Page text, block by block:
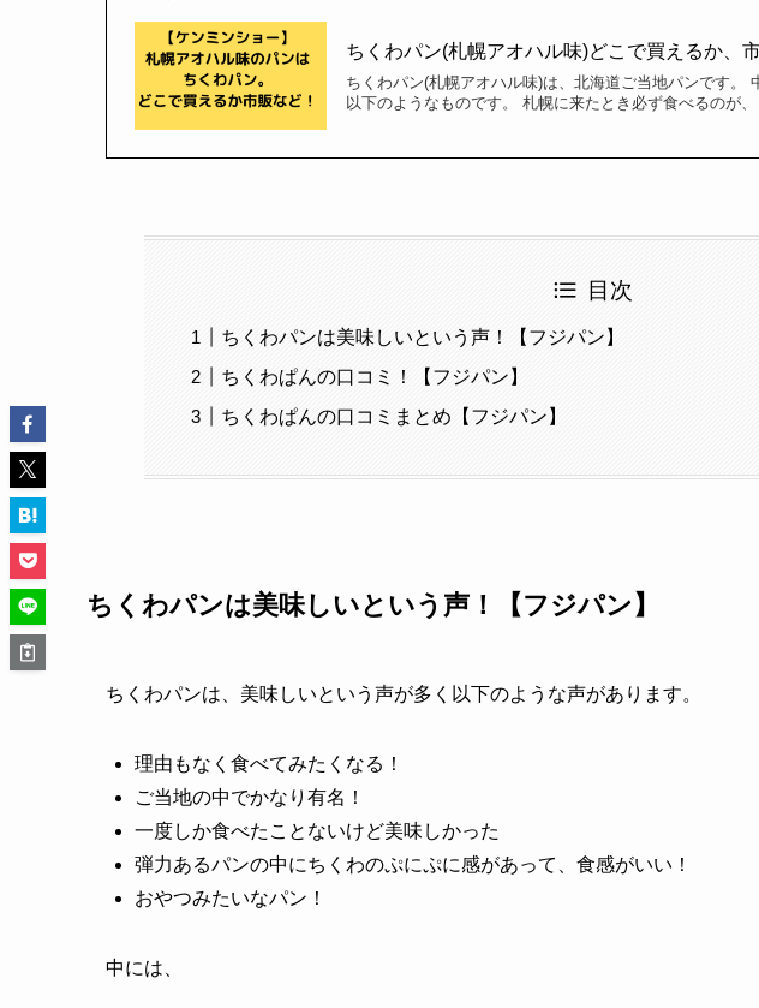
ちくわパン(札幌アオハル味)どこで買えるか、
ちくわパン(札幌アオハル味)は、北海道ご当地パンです。
以下のようなものです。 札幌に来たとき必ず食べるのが
目次
ちくわパンは美味しいという声！【フジパン】
ちくわぱんの口コミ！【フジパン】
ちくわぱんの口コミまとめ【フジパン】
ちくわパンは美味しいという声！【フジパン】
ちくわパンは、美味しいという声が多く以下のような声があります。
理由もなく食べてみたくなる！
ご当地の中でかなり有名！
一度しか食べたことないけど美味しかった
弾力あるパンの中にちくわのぷにぷに感があって、食感がいい！
おやつみたいなパン！
中には、